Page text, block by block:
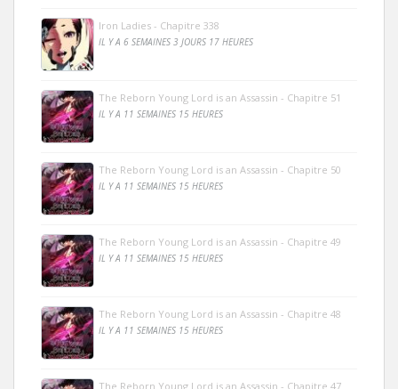
Iron Ladies - Chapitre 338
IL Y A 6 SEMAINES 3 JOURS 17 HEURES
The Reborn Young Lord is an Assassin - Chapitre 51
IL Y A 11 SEMAINES 15 HEURES
The Reborn Young Lord is an Assassin - Chapitre 50
IL Y A 11 SEMAINES 15 HEURES
The Reborn Young Lord is an Assassin - Chapitre 49
IL Y A 11 SEMAINES 15 HEURES
The Reborn Young Lord is an Assassin - Chapitre 48
IL Y A 11 SEMAINES 15 HEURES
The Reborn Young Lord is an Assassin - Chapitre 47